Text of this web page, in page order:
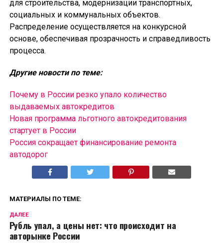
для строительства, модернизации транспортных,
социальных и коммунальных объектов.
Распределение осуществляется на конкурсной
основе, обеспечивая прозрачность и справедливость
процесса.
Другие новости по теме:
Почему в России резко упало количество
выдаваемых автокредитов
Новая программа льготного автокредитования
стартует в России
Россия сокращает финансирование ремонта
автодорог
МАТЕРИАЛЫ ПО ТЕМЕ:
ДАЛЕЕ
Рубль упал, а цены нет: что происходит на
авторынке России